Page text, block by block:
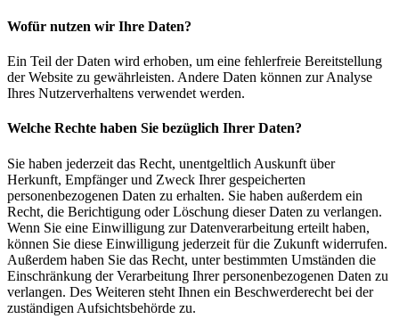
Wofür nutzen wir Ihre Daten?
Ein Teil der Daten wird erhoben, um eine fehlerfreie Bereitstellung
der Website zu gewährleisten. Andere Daten können zur Analyse
Ihres Nutzerverhaltens verwendet werden.
Welche Rechte haben Sie bezüglich Ihrer Daten?
Sie haben jederzeit das Recht, unentgeltlich Auskunft über
Herkunft, Empfänger und Zweck Ihrer gespeicherten
personenbezogenen Daten zu erhalten. Sie haben außerdem ein
Recht, die Berichtigung oder Löschung dieser Daten zu verlangen.
Wenn Sie eine Einwilligung zur Datenverarbeitung erteilt haben,
können Sie diese Einwilligung jederzeit für die Zukunft widerrufen.
Außerdem haben Sie das Recht, unter bestimmten Umständen die
Einschränkung der Verarbeitung Ihrer personenbezogenen Daten zu
verlangen. Des Weiteren steht Ihnen ein Beschwerderecht bei der
zuständigen Aufsichtsbehörde zu.